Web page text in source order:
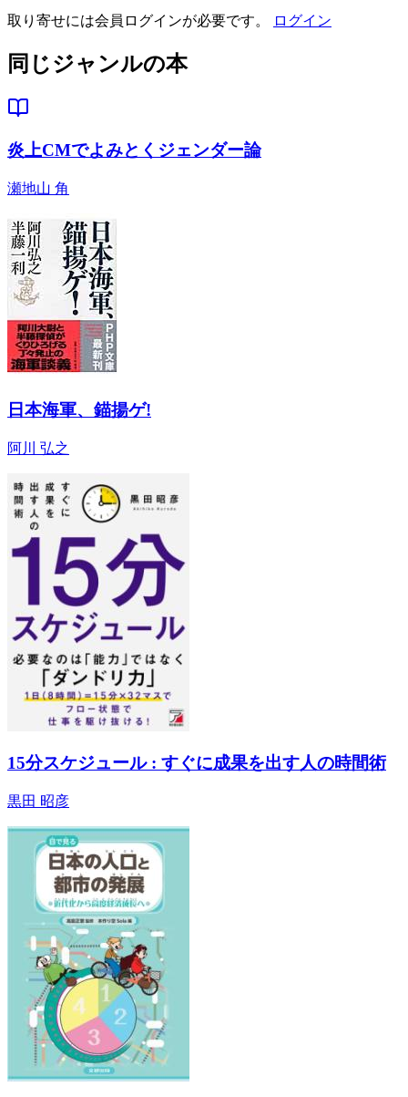
取り寄せには会員ログインが必要です。 ログイン
同じジャンルの本
炎上CMでよみとくジェンダー論
瀬地山 角
日本海軍、錨揚ゲ!
阿川 弘之
15分スケジュール : すぐに成果を出す人の時間術
黒田 昭彦